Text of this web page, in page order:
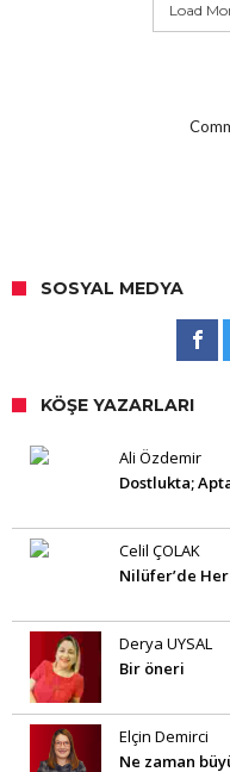
Load
SOSYAL MEDYA
KÖŞE YAZARLARI
Ali Özdemir
Dostlukta;
Celil ÇOLAK
Nilüfer’de Her
Derya UYSAL
Bir öneri
Elçin Demirci
Ne zaman